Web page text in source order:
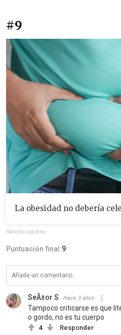
#9
La obesidad no debería
Rancho-unicorno
Puntuación final:9
SeÃ±or S Hace 3 años
Tampoco criticarse es que
o gordo, no es tu cuerpo
4 Responder